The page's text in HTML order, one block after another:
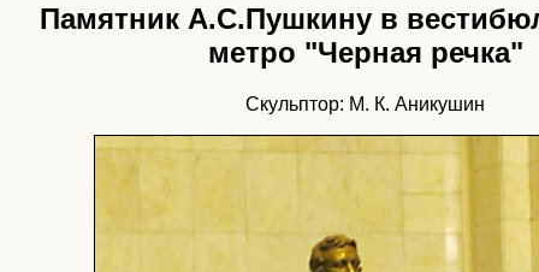
Памятник А.С.Пушкину в
метро "Черная речка"
Скульптор: М. К. Аникушин